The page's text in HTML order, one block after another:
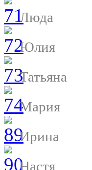
Люда
Юлия
Татьяна
Мария
Ирина
Настя